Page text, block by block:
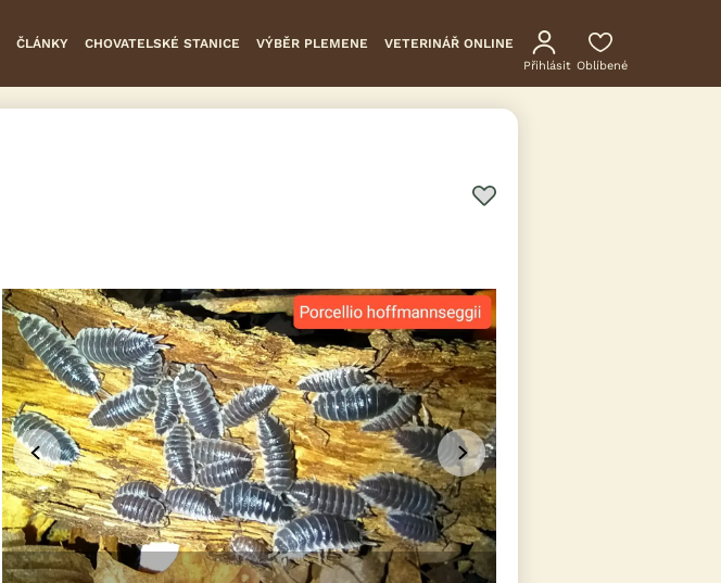
ČLÁNKY CHOVATELSKÉ STANICE VÝBĚR PLEMENE VETERINÁŘ ONLINE
Přihlásit Oblíbené